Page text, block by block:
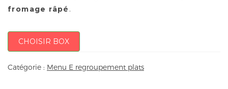
fromage râpé .
CHOISIR BOX
Catégorie : Menu E regroupement plats